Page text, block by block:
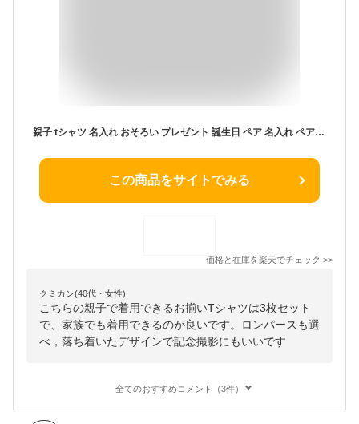
親子 tシャツ 名入れ おそろい プレゼント 誕生日 ペア 名入れ ペアルック ペアtシャツ ブランド 家族 お揃い キャンプ 3枚セット 親子コーデ 親子ペア おしゃれ ロンパース 夏 赤ちゃん パパ 男の子 女の子 沖縄 70 親子お揃いTシャツ
この商品をサイトでみる
価格と在庫を楽天でチェック >>
クミカン(40代・女性)
こちらの親子で着用できるお揃いTシャツは3枚セット
で、家族でも着用できるのが良いです。ロンパースも選
べ，落ち着いたデザインで記念撮影にもいいです
全てのおすすめコメント（3件）